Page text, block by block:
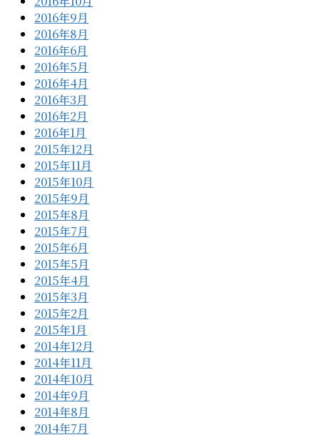
2016年9月
2016年8月
2016年6月
2016年5月
2016年4月
2016年3月
2016年2月
2016年1月
2015年12月
2015年11月
2015年10月
2015年9月
2015年8月
2015年7月
2015年6月
2015年5月
2015年4月
2015年3月
2015年2月
2015年1月
2014年12月
2014年11月
2014年10月
2014年9月
2014年8月
2014年7月